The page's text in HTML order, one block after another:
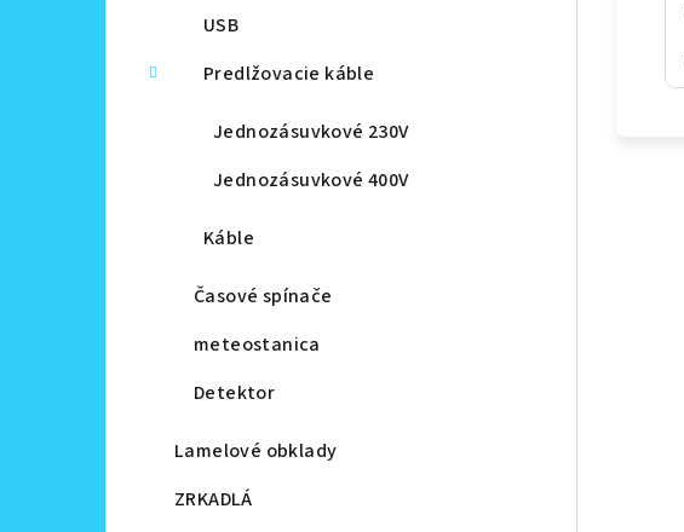
USB
Predlžovacie káble
Jednozásuvkové 230V
Jednozásuvkové 400V
Káble
Časové spínače
meteostanica
Detektor
Lamelové obklady
ZRKADLÁ